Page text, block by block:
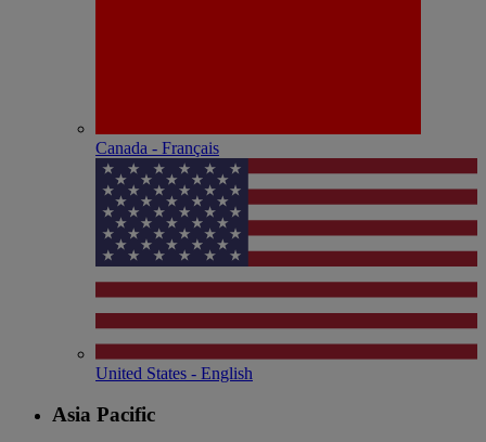
Canada - Français
United States - English
Asia Pacific